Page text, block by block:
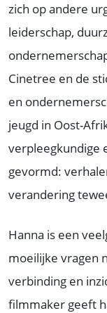
zich op andere
leiderschap,
Cinetree en de
en
jeugd in Oost-
verpleegkundige
gevormd:
verandering
Hanna is een
moeilijke vragen
verbinding en
filmmaker geeft